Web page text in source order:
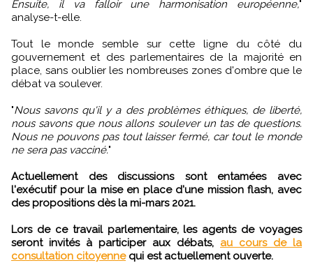
Ensuite, il va falloir une harmonisation européenne,"
analyse-t-elle.
Tout le monde semble sur cette ligne du côté du
gouvernement et des parlementaires de la majorité en
place, sans oublier les nombreuses zones d'ombre que le
débat va soulever.
"Nous savons qu'il y a des problèmes éthiques, de liberté,
nous savons que nous allons soulever un tas de questions.
Nous ne pouvons pas tout laisser fermé, car tout le monde
ne sera pas vacciné."
Actuellement des discussions sont entamées avec
l'exécutif pour la mise en place d'une mission flash, avec
des propositions dès la mi-mars 2021.
Lors de ce travail parlementaire, les agents de voyages
seront invités à participer aux débats, au cours de la
consultation citoyenne qui est actuellement ouverte.